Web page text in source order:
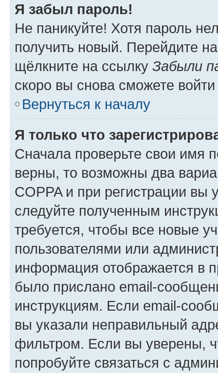
Я забыл пароль!
Не паникуйте! Хотя пароль
получить новый. Перейдите
щёлкните на ссылку Забыли
скоро вы снова сможете
Вернуться к началу
Я только что
Сначала проверьте свои имя
верны, то возможны два
COPPA и при регистрации вы
следуйте полученным
требуется, чтобы все новые
пользователями или
информация отображается в
было прислано email-
инструкциям. Если email-
вы указали неправильный
фильтром. Если вы уверены,
попробуйте связаться с